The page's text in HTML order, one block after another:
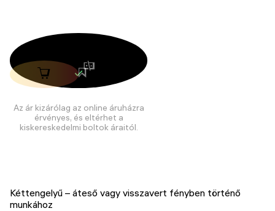
Az ár kizárólag az online áruházra
érvényes, és eltérhet a
kiskereskedelmi boltok áraitól.
Kéttengelyű – áteső vagy visszavert fényben történő
munkához